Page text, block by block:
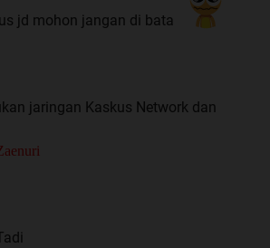
jd mohon jangan di bata
jaringan Kaskus Network dan